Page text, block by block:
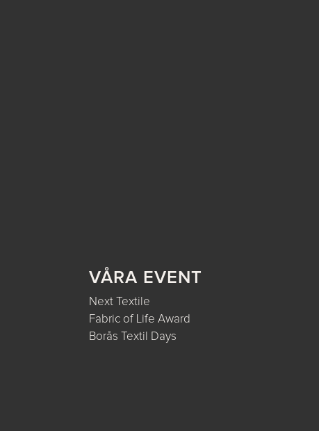
VÅRA EVENT
Next Textile
Fabric of Life Award
Borås Textil Days